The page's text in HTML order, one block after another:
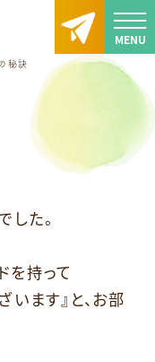
秘訣
た。
を持って
ます』と、お部